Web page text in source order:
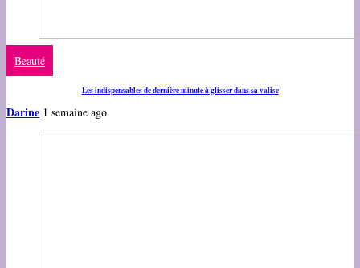
Beauté
Les indispensables de dernière minute à glisser dans sa valise
Darine 1 semaine ago